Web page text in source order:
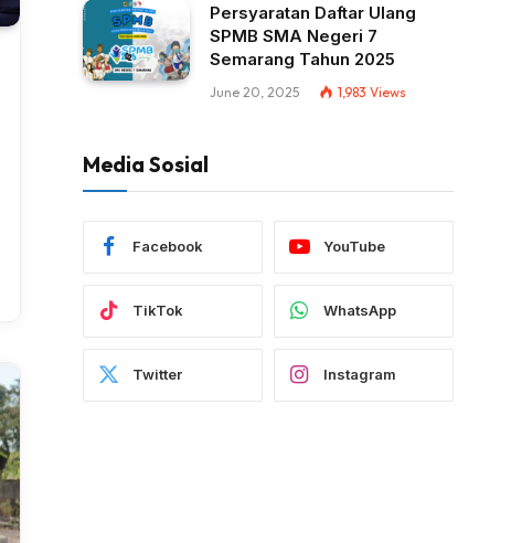
Persyaratan Daftar Ulang
SPMB SMA Negeri 7
Semarang Tahun 2025
June 20, 2025 1,983 Views
Media Sosial
Facebook YouTube
TikTok WhatsApp
Twitter Instagram